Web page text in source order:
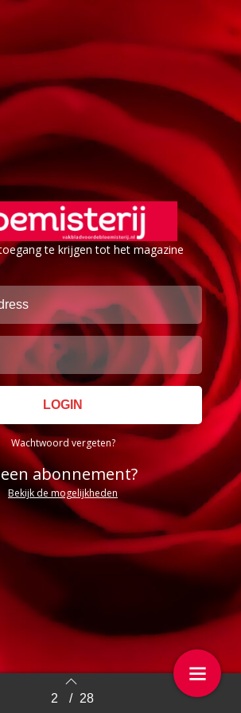
2 / 28
te krijgen tot het magazine
Wachtwoord vergeten?
abonnement?
Bekijk de mogelijkheden